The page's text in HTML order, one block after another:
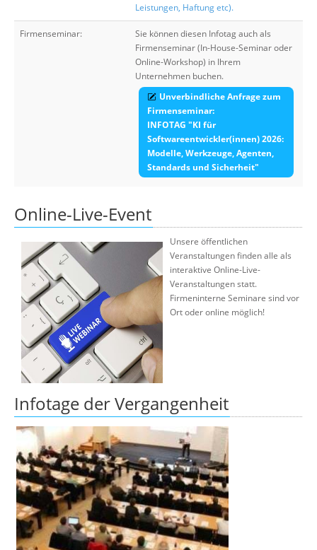
Leistungen, Haftung etc).
Firmenseminar:
Sie können diesen Infotag auch als
Firmenseminar (In-House-Seminar oder
Online-Workshop) in Ihrem
Unternehmen buchen.
Unverbindliche Anfrage zum
Firmenseminar:
INFOTAG "KI für
Softwareentwickler(innen) 2026:
Modelle, Werkzeuge, Agenten,
Standards und Sicherheit"
Online-Live-Event
Unsere öffentlichen
Veranstaltungen finden alle als
interaktive Online-Live-
Veranstaltungen statt.
Firmeninterne Seminare sind vor
Ort oder online möglich!
Infotage der Vergangenheit